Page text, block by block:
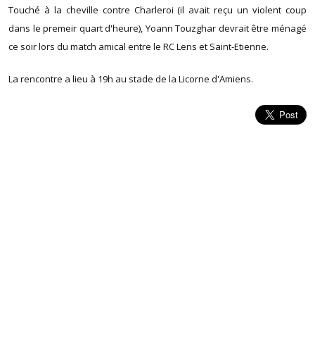
Touché à la cheville contre Charleroi (il avait reçu un violent coup
dans le premeir quart d'heure), Yoann Touzghar devrait être ménagé
ce soir lors du match amical entre le RC Lens et Saint-Etienne.
La rencontre a lieu à 19h au stade de la Licorne d'Amiens.